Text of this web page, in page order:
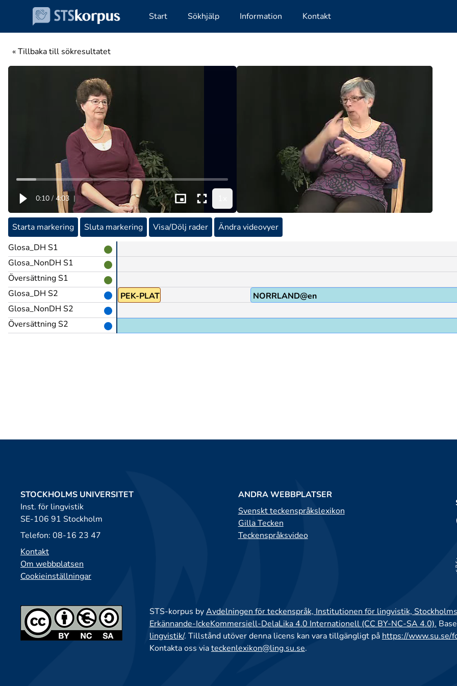
Start Sökhjälp Information Kontakt
« Tillbaka till sökresultatet
0:10 / 4:03 |
Starta markering Sluta markering Visa/Dölj rader
Ändra videovyer
Glosa_DH S1
Glosa_NonDH S1
Översättning S1
Glosa_DH S2
Glosa_NonDH S2
Översättning S2
PEK-PLATS-UPP NORRLAND@en
STOCKHOLMS UNIVERSITET
Inst. för lingvistik
SE-106 91 Stockholm
Telefon: 08-16 23 47
Kontakt
Om webbplatsen
Cookieinställningar
ANDRA WEBBPLATSER
Svenskt teckenspråkslexikon
Gilla Tecken
Teckenspråksvideo
STS-korpus byAvdelningen för teckenspråk, Institutionen för lingvistik,
Erkännande-IckeKommersiell-DelaLika 4.0 Internationell (CC BY-NC-SA 4.0).
lingvistik/. Tillstånd utöver denna licens kan vara tillgängligt på https://www.su.se/
Kontakta oss viateckenlexikon@ling.su.se.